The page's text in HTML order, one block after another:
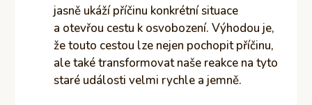
jasně ukáží příčinu konkrétní situace
a otevřou cestu k osvobození. Výhodou je,
že touto cestou lze nejen pochopit příčinu,
ale také transformovat naše reakce na tyto
staré události velmi rychle a jemně.